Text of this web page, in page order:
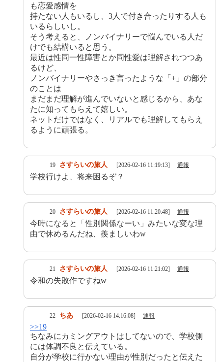
も恋愛感情を
持たない人もいるし、3人で付き合ったりする人も
いるらしいし。
そう考えると、ノンバイナリーで悩んでいる人だ
けでも結構いると思う。
最近は性同一性障害とか同性愛は理解されつつあ
るけど、
ノンバイナリーやさっき言ったような「+」の部分
のことは
まだまだ理解が進んでいないと感じるから、あな
たに知ってもらえて嬉しい。
ネットだけではなく、リアルでも理解してもらえ
るように頑張る。
19 さすらいの旅人 [2026-02-16 11:19:13] 通報
学校行けよ、将来困るぞ？
20 さすらいの旅人 [2026-02-16 11:20:48] 通報
今時になると「性別関係なーい」みたいな変な理
由で休めるんだね、羨ましいわw
21 さすらいの旅人 [2026-02-16 11:21:02] 通報
令和の失敗作ですねw
22 ちあ [2026-02-16 14:16:08] 通報
>>19
ちなみにカミングアウトはしてないので、学校側
には体調不良と伝えている。
自分が学校に行かない理由が性別だったと伝えた